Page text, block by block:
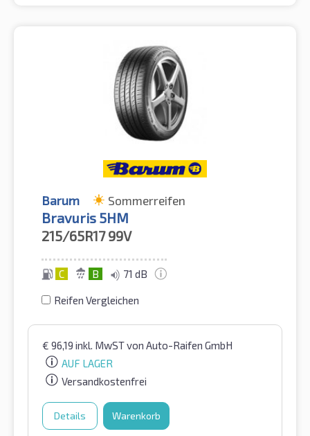
Barum Sommerreifen
Bravuris 5HM
215/65R17 99V
C B 71 dB
Reifen Vergleichen
€ 96,19 inkl. MwSTvon Auto-Raifen GmbH
AUF LAGER
Versandkostenfrei
Details Warenkorb